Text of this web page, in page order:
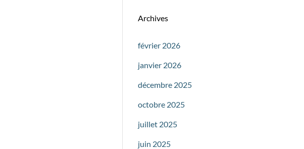
Archives
février 2026
janvier 2026
décembre 2025
octobre 2025
juillet 2025
juin 2025